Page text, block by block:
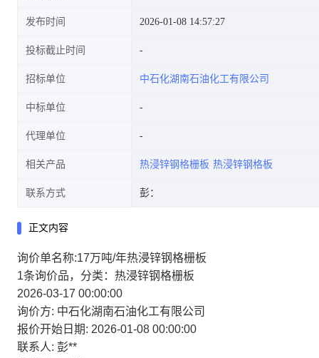
发布时间 2026-01-08 14:57:27
投标截止时间
招标单位 中石化湖南石油化工有限公司
中标单位
代理单位
相关产品 热浸锌钢格栅板 热浸锌钢格板
联系方式 彭：
正文内容
询价单名称:17万吨/年热浸锌钢格栅板
1条询价品，分类：热浸锌钢格栅板
2026-03-17 00:00:00
询价方: 中石化湖南石油化工有限公司
报价开始日期: 2026-01-08 00:00:00
联系人: 彭**